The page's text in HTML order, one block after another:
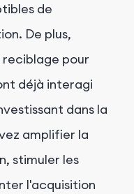
de
De plus,
pour
déjà interagi
dans la
amplifier la
stimuler les
l'acquisition